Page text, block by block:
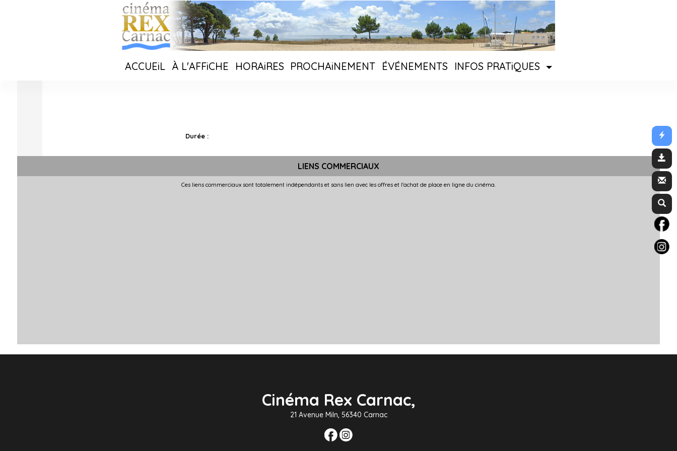
ACCUEiL À L'AFFiCHE HORAiRES PROCHAiNEMENT ÉVÉNEMENTS INFOS PRATiQUES
Durée :
LIENS COMMERCIAUX
Ces liens commerciaux sont totalement indépendants et sans lien avec les offres et l'achat de place en ligne du cinéma.
Cinéma Rex Carnac,
21 Avenue Miln, 56340 Carnac